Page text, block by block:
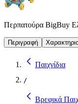
Περπατούρα BigBuy
Περιγραφή
Παιχνίδια
/
Βρεφικά